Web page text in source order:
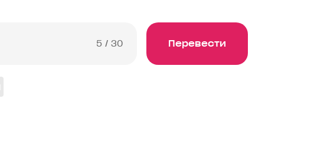
5 / 30 Перевести